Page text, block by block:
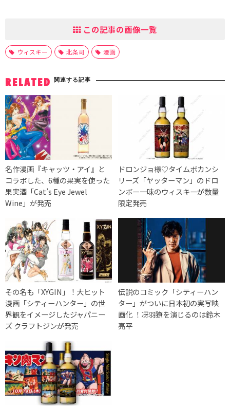
この記事の画像一覧
ウィスキー 北条司 漫画
RELATED 関連する記事
名作漫画『キャッツ・アイ』と
コラボした、6種の果実を使った
果実酒「Cat’s Eye Jewel
Wine」が発売
ドロンジョ様♡タイムボカンシ
リーズ「ヤッターマン」のドロ
ンボー一味のウィスキーが数量
限定発売
その名も「XYGIN」！大ヒット
漫画「シティーハンター」の世
界観をイメージしたジャパニー
ズ クラフトジンが発売
伝説のコミック「シティーハン
ター」がついに日本初の実写映
画化 ！冴羽獠を演じるのは鈴木
亮平